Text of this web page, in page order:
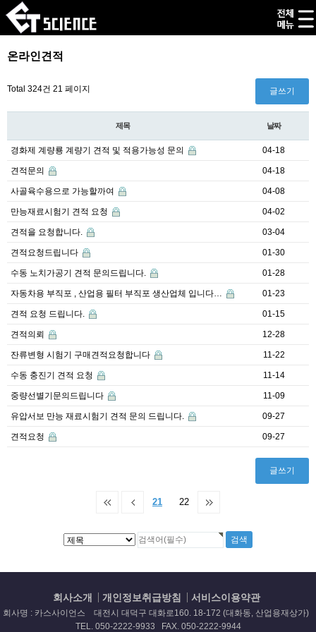
온라인견적
Total 324건 21 페이지 글쓰기
제목 날짜
경화제 계량룡 계량기 견적 및 적용가능성 문의 04-18
견적문의 04-18
사골육수용으로 가능할까여 04-08
만능재료시험기 견적 요청 04-02
견적을 요청합니다. 03-04
견적요청드립니다 01-30
수동 노치가공기 견적 문의드립니다. 01-28
자동차용 부직포 , 산업용 필터 부직포 생산업체 입니다… 01-23
견적 요청 드립니다. 01-15
견적의뢰 12-28
잔류변형 시험기 구매견적요청합니다 11-22
수동 충진기 견적 요청 11-14
중량선별기문의드립니다 11-09
유압서보 만능 재료시험기 견적 문의 드립니다. 09-27
견적요청 09-27
글쓰기
21 22
회사소개 개인정보취급방침 서비스이용약관
회사명 : 카스사이언스 대전시 대덕구 대화로160. 18-172 (대화동, 산업용재상가)
TEL. 050-2222-9933 FAX. 050-2222-9944